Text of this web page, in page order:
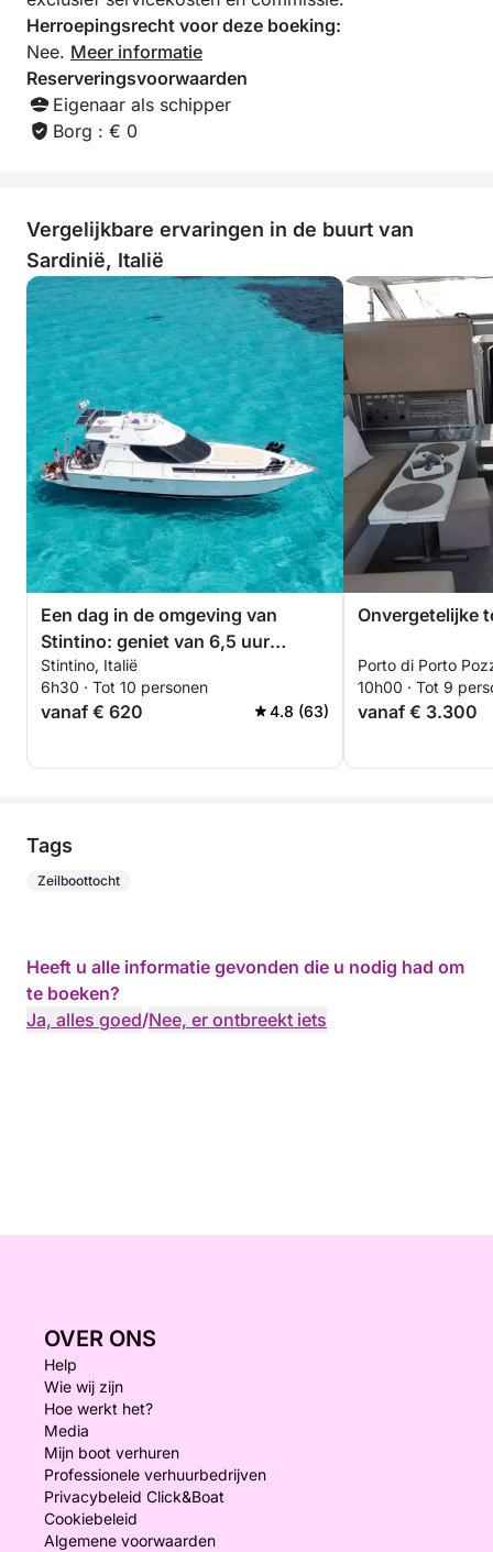
Herroepingsrecht voor deze boeking:
Nee. Meer informatie
Reserveringsvoorwaarden
Eigenaar als schipper
Borg : € 0
Vergelijkbare ervaringen in de buurt van
Sardinië, Italië
Een dag in de omgeving van
Stintino: geniet van 6,5 uur
ontdekkingstocht aan boord van
een 14 meter lange motorboot.
Stintino, Italië
6h30 · Tot 10 personen
vanaf € 620 4.8 (63)
Onvergetelijke
Porto di Porto
10h00 · Tot 9
vanaf € 3.300
Tags
Zeilboottocht
Heeft u alle informatie gevonden die u nodig had om
te boeken?
Ja, alles goed/Nee, er ontbreekt iets
OVER ONS
Help
Wie wij zijn
Hoe werkt het?
Media
Mijn boot verhuren
Professionele verhuurbedrijven
Privacybeleid Click&Boat
Cookiebeleid
Algemene voorwaarden